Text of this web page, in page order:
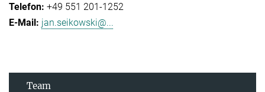
+49 551 201-1252
jan.seikowski@...
Team